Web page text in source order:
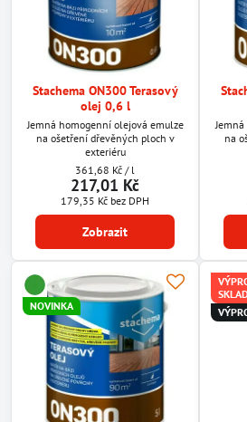
Stachema ON300 Terasový
olej 0,6 l
Jemná homogenní olejová emulze
na ošetření dřevěných ploch v
exteriéru
217,01 Kč
179,35 Kč bez DPH
361,68 Kč / l
Zobrazit
na
NOVINKA